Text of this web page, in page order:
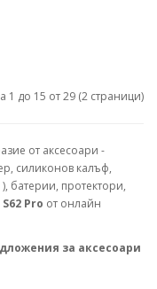
1 до 15 от 29 (2 страници)
от аксесоари -
силиконов калъф,
батерии, протектори,
S62 Pro от онлайн
за аксесоари